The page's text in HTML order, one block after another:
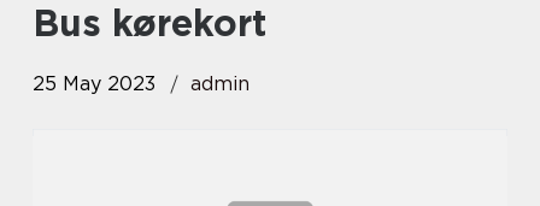
bus kørekort
25 May 2023 admin